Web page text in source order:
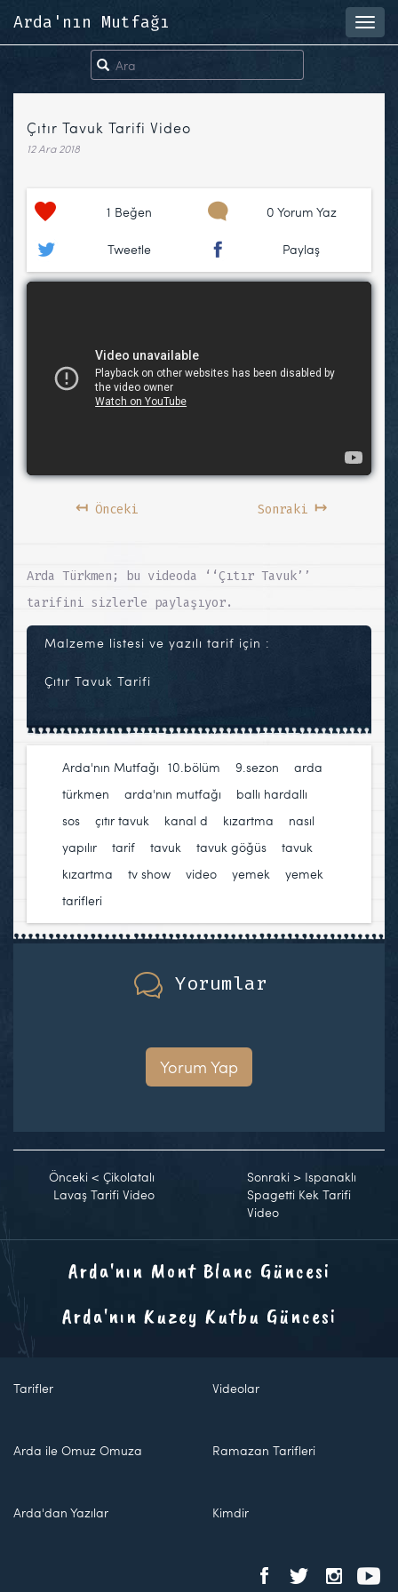
Arda'nın Mutfağı
Çıtır Tavuk Tarifi Video
12 Ara 2018
1 Beğen 0 Yorum Yaz
Tweetle Paylaş
↤Önceki Sonraki ↦
Arda Türkmen; bu videoda ‘‘Çıtır Tavuk’’
tarifini sizlerle paylaşıyor.
Malzeme listesi ve yazılı tarif için :
Çıtır Tavuk Tarifi
Arda'nın Mutfağı 10.bölüm 9.sezon
arda
türkmen
arda'nın mutfağı
ballı hardallı
sos
çıtır tavuk kanal d kızartma
nasıl
yapılır
tarif tavuk tavuk göğüs
tavuk
kızartma
tv show video yemek
yemek
tarifleri
Yorumlar
Yorum Yap
Önceki < Çikolatalı
Lavaş Tarifi Video
Sonraki > Ispanaklı
Spagetti Kek Tarifi
Video
Arda'nın Mont Blanc Güncesi
Arda'nın Kuzey Kutbu Güncesi
Tarifler Videolar
Arda ile Omuz Omuza Ramazan Tarifleri
Arda'dan Yazılar Kimdir